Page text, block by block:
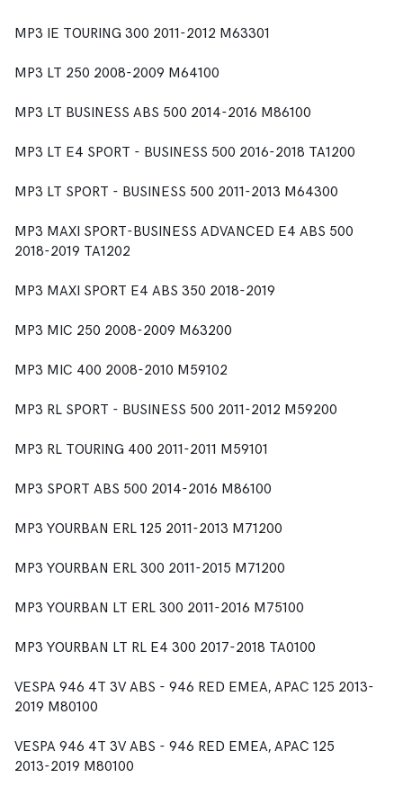
MP3 IE TOURING 300 2011-2012 M63301
MP3 LT 250 2008-2009 M64100
MP3 LT BUSINESS ABS 500 2014-2016 M86100
MP3 LT E4 SPORT - BUSINESS 500 2016-2018 TA1200
MP3 LT SPORT - BUSINESS 500 2011-2013 M64300
MP3 MAXI SPORT-BUSINESS ADVANCED E4 ABS 500
2018-2019 TA1202
MP3 MAXI SPORT E4 ABS 350 2018-2019
MP3 MIC 250 2008-2009 M63200
MP3 MIC 400 2008-2010 M59102
MP3 RL SPORT - BUSINESS 500 2011-2012 M59200
MP3 RL TOURING 400 2011-2011 M59101
MP3 SPORT ABS 500 2014-2016 M86100
MP3 YOURBAN ERL 125 2011-2013 M71200
MP3 YOURBAN ERL 300 2011-2015 M71200
MP3 YOURBAN LT ERL 300 2011-2016 M75100
MP3 YOURBAN LT RL E4 300 2017-2018 TA0100
VESPA 946 4T 3V ABS - 946 RED EMEA, APAC 125 2013-
2019 M80100
VESPA 946 4T 3V ABS - 946 RED EMEA, APAC 125
2013-2019 M80100